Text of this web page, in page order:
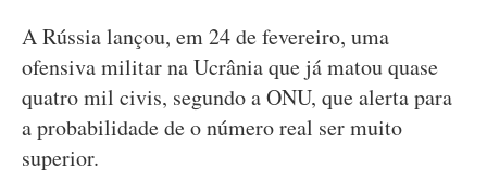
A Rússia lançou, em 24 de fevereiro, uma
ofensiva militar na Ucrânia que já matou quase
quatro mil civis, segundo a ONU, que alerta para
a probabilidade de o número real ser muito
superior.